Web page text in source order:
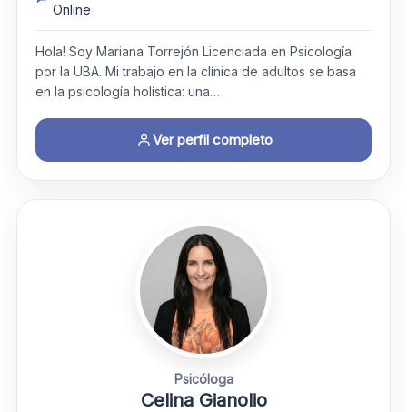
Online
Hola! Soy Mariana Torrejón Licenciada en Psicología
por la UBA. ​Mi trabajo en la clínica de adultos se basa
en la psicología holística: una…
Ver perfil completo
Psicóloga
Celina Gianolio